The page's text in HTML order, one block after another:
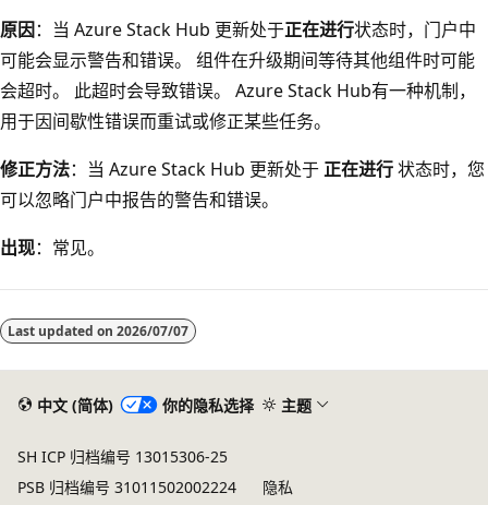
原因：当 Azure Stack Hub 更新处于正在进行状态时，门户中
可能会显示警告和错误。 组件在升级期间等待其他组件时可能
会超时。 此超时会导致错误。 Azure Stack Hub有一种机制，
用于因间歇性错误而重试或修正某些任务。
修正方法：当 Azure Stack Hub 更新处于正在进行状态时，您
可以忽略门户中报告的警告和错误。
出现：常见。
Last updated on 2026/07/07
中文 (简体) 你的隐私选择 主题
SH ICP 归档编号 13015306-25
PSB 归档编号 31011502002224
隐私